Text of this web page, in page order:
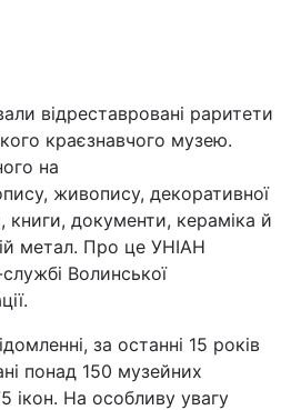
відреставровані раритети
краєзнавчого музею.
на
живопису, декоративної
книги, документи, кераміка й
метал. Про це УНІАН
Волинської
за останні 15 років
понад 150 музейних
ікон. На особливу увагу